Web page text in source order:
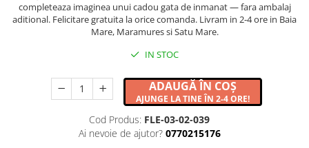
completeaza imaginea unui cadou gata de inmanat — fara ambalaj
aditional. Felicitare gratuita la orice comanda. Livram in 2-4 ore in Baia
Mare, Maramures si Satu Mare.
IN STOC
ADAUGĂ ÎN COȘ
AJUNGE LA TINE ÎN 2-4 ORE!
Cod Produs: FLE-03-02-039
Ai nevoie de ajutor? 0770215176